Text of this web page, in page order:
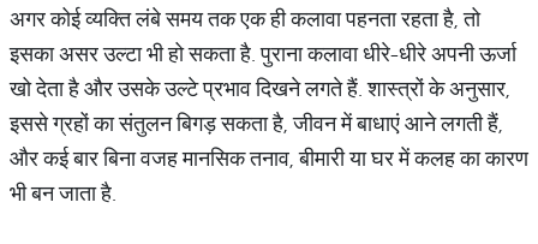
अगर कोई व्यक्ति लंबे समय तक एक ही कलावा पहनता रहता है, तो
इसका असर उल्टा भी हो सकता है. पुराना कलावा धीरे-धीरे अपनी ऊर्जा
खो देता है और उसके उल्टे प्रभाव दिखने लगते हैं. शास्त्रों के अनुसार,
इससे ग्रहों का संतुलन बिगड़ सकता है, जीवन में बाधाएं आने लगती हैं,
और कई बार बिना वजह मानसिक तनाव, बीमारी या घर में कलह का कारण
भी बन जाता है.